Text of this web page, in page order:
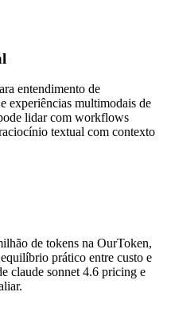
entendimento de
experiências multimodais de
lidar com workflows
textual com contexto
de tokens na OurToken,
prático entre custo e
claude sonnet 4.6 pricing e